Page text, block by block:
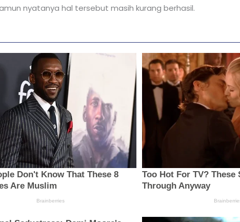
nyatanya hal tersebut masih kurang berhasil.